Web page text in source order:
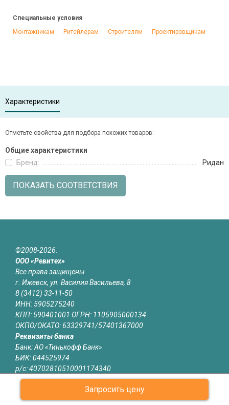
Запросить цену
Специальные условия
Монтажникам
Ритейлерам Строителям Проектировщикам
Характеристики
Отметьте свойства для подбора похожих товаров:
Общие характеристики
Бренд:
Ридан
ПОКАЗАТЬ СООТВЕТСТВИЯ
©2008-2026.
ООО «Ревитех»
Все права защищены
г. Ижевск, ул. Василия Васильева, 8
8 (3412) 33-11-50
ИНН: 5905275240
КПП: 590401001 ОГРН: 1105905000134
ОКПО/ОКАТО: 63329741/57401367000
Реквизиты банка
Банк: АО «Тинькофф Банк»
БИК: 044525974
р/с: 40702810510001174340
к/с: 30101810145250000974
Юридическая информация
Информация на сайте izhevsk.revitech.ru не является публичной